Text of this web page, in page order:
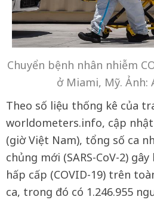
Chuyển bệnh nhân nhiễm
ở Miami, Mỹ. Ảnh:
Theo số liệu thống kê của
worldometers.info, cập nhật
(giờ Việt Nam), tổng số ca
chủng mới (SARS-CoV-2)
hấp cấp (COVID-19) trên
ca, trong đó có 1.246.955